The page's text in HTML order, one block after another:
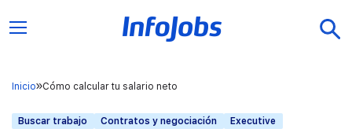
Inicio Cómo calcular tu salario neto
Buscar trabajo Contratos y negociación Executive